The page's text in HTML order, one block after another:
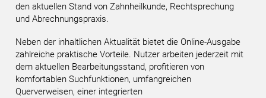
den aktuellen Stand von Zahnheilkunde, Rechtsprechung
und Abrechnungspraxis.
Neben der inhaltlichen Aktualität bietet die Online-Ausgabe
zahlreiche praktische Vorteile. Nutzer arbeiten jederzeit mit
dem aktuellen Bearbeitungsstand, profitieren von
komfortablen Suchfunktionen, umfangreichen
Querverweisen, einer integrierten